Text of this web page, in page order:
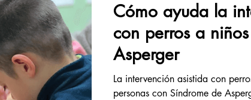
Cómo ayuda la
con perros a
Asperger
La intervención asistida con
personas con Síndrome de